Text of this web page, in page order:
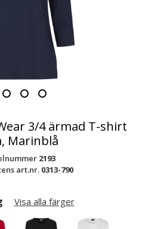
3/4 ärmad T-shirt
Marinblå
2193
art.nr. 0313-790
Visa alla färger